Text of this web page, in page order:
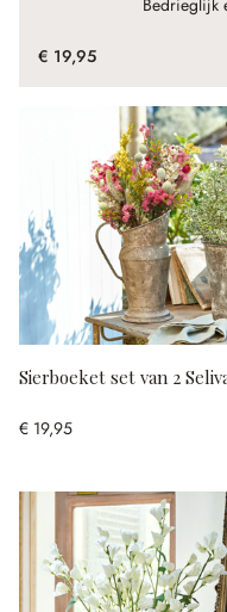
Bedrieglijk
€ 19,95
Sierboeket set van 2
€ 19,95